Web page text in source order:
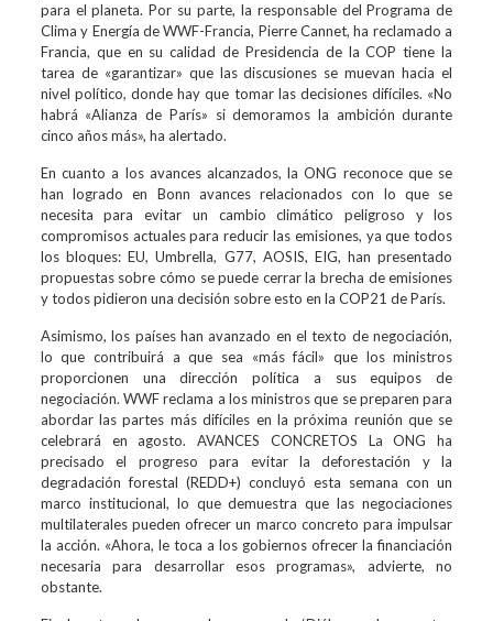
para el planeta. Por su parte, la responsable del Programa de
Clima y Energía de WWF-Francia, Pierre Cannet, ha reclamado a
Francia, que en su calidad de Presidencia de la COP tiene la
tarea de «garantizar» que las discusiones se muevan hacia el
nivel político, donde hay que tomar las decisiones difíciles. «No
habrá «Alianza de París» si demoramos la ambición durante
cinco años más», ha alertado.
En cuanto a los avances alcanzados, la ONG reconoce que se
han logrado en Bonn avances relacionados con lo que se
necesita para evitar un cambio climático peligroso y los
compromisos actuales para reducir las emisiones, ya que todos
los bloques: EU, Umbrella, G77, AOSIS, EIG, han presentado
propuestas sobre cómo se puede cerrar la brecha de emisiones
y todos pidieron una decisión sobre esto en la COP21 de París.
Asimismo, los países han avanzado en el texto de negociación,
lo que contribuirá a que sea «más fácil» que los ministros
proporcionen una dirección política a sus equipos de
negociación. WWF reclama a los ministros que se preparen para
abordar las partes más difíciles en la próxima reunión que se
celebrará en agosto. AVANCES CONCRETOS La ONG ha
precisado el progreso para evitar la deforestación y la
degradación forestal (REDD+) concluyó esta semana con un
marco institucional, lo que demuestra que las negociaciones
multilaterales pueden ofrecer un marco concreto para impulsar
la acción. «Ahora, le toca a los gobiernos ofrecer la financiación
necesaria para desarrollar esos programas», advierte, no
obstante.